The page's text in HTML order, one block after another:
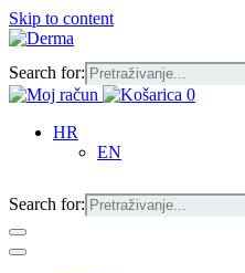
Skip to content
Main
Navigation
Search for:
0
HR
EN
Search for: